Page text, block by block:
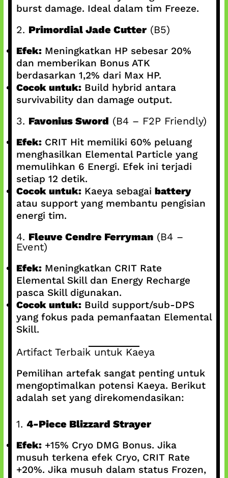
burst damage. Ideal dalam tim Freeze.
2. Primordial Jade Cutter(B5)
Efek:Meningkatkan HP sebesar 20%
dan memberikan Bonus ATK
berdasarkan 1,2% dari Max HP.
Cocok untuk:Build hybrid antara
survivability dan damage output.
3. Favonius Sword (B4 – F2P Friendly)
Efek:CRIT Hit memiliki 60% peluang
menghasilkan Elemental Particle yang
memulihkan 6 Energi. Efek ini terjadi
setiap 12 detik.
Cocok untuk:Kaeya sebagai battery
atau support yang membantu pengisian
energi tim.
4. Fleuve Cendre Ferryman(B4 –
Event)
Efek:Meningkatkan CRIT Rate
Elemental Skill dan Energy Recharge
pasca Skill digunakan.
Cocok untuk:Build support/sub-DPS
yang fokus pada pemanfaatan Elemental
Skill.
Artifact Terbaik untuk Kaeya
Pemilihan artefak sangat penting untuk
mengoptimalkan potensi Kaeya. Berikut
adalah set yang direkomendasikan:
1. 4-Piece Blizzard Strayer
Efek:+15% Cryo DMG Bonus. Jika
musuh terkena efek Cryo, CRIT Rate
+20%. Jika musuh dalam status Frozen,